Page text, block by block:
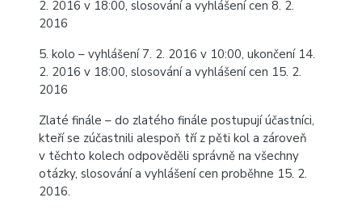
2. 2016 v 18:00, slosování a vyhlášení cen 8. 2.
2016
5. kolo – vyhlášení 7. 2. 2016 v 10:00, ukončení 14.
2. 2016 v 18:00, slosování a vyhlášení cen 15. 2.
2016
Zlaté finále – do zlatého finále postupují účastníci,
kteří se zúčastnili alespoň tří z pěti kol a zároveň
v těchto kolech odpověděli správně na všechny
otázky, slosování a vyhlášení cen proběhne 15. 2.
2016.